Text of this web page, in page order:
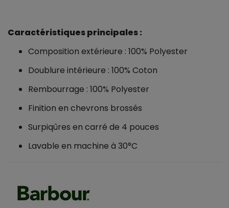
Caractéristiques principales :
Composition extérieure : 100% Polyester
Doublure intérieure : 100% Coton
Rembourrage : 100% Polyester
Finition en chevrons brossés
Surpiqûres en carré de 4 pouces
Lavable en machine à 30°C